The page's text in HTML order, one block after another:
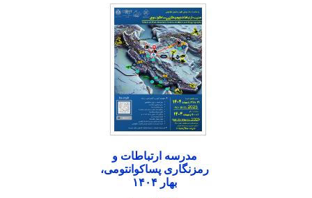
مدرسه ارتباطات و
رمزنگاری پساکوانتومی،
بهار ۱۴۰۴